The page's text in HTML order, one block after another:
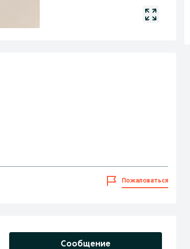
Пожаловаться
Сообщение